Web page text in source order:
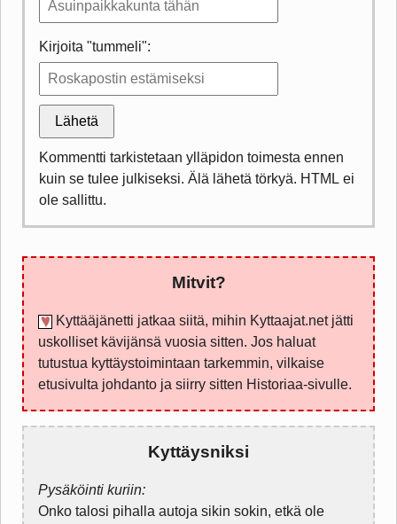
Kirjoita "tummeli":
Lähetä
Kommentti tarkistetaan ylläpidon toimesta ennen
kuin se tulee julkiseksi. Älä lähetä törkyä. HTML ei
ole sallittu.
Mitvit?
Kyttääjänetti jatkaa siitä, mihin Kyttaajat.net jätti
uskolliset kävijänsä vuosia sitten. Jos haluat
tutustua kyttäystoimintaan tarkemmin, vilkaise
etusivulta johdanto ja siirry sitten Historiaa-sivulle.
Kyttäysniksi
Pysäköinti kuriin:
Onko talosi pihalla autoja sikin sokin, etkä ole